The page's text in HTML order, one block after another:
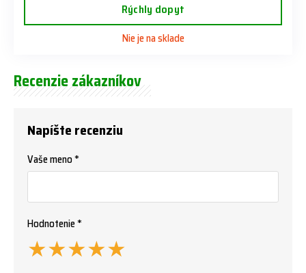
Rýchly dopyt
Nie je na sklade
Recenzie zákazníkov
Napíšte recenziu
Vaše meno *
Hodnotenie *
★
★
★
★
★